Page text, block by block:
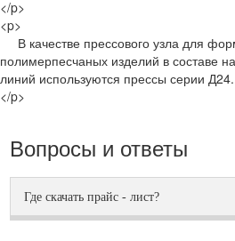
</p>
<p>
В качестве прессового узла для
полимерпесчаных изделий в составе
линий используются прессы серии Д24.
</p>
Вопросы и ответы
Где скачать прайс - лист?